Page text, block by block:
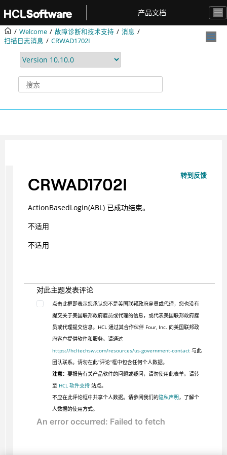
产品文档
Welcome 故障诊断和技术支持
消息
扫描日志消息
CRWAD1702I
转到反馈
CRWAD1702I
ActionBasedLogin(ABL) 已成功结束。
不适用
不适用
对此主题发表评论
点击此框即表示您承认您不是美国联邦政府雇员或代理，您也没有
提交关于美国联邦政府雇员或代理的信息，或代表美国联邦政府雇
员或代理提交信息。HCL 通过其合作伙伴 Four, Inc. 向美国联邦政
府客户提供软件和服务。请通过
https://hcltechsw.com/resources/us-government-contact与此
团队联系。请勿在此“评论”框中包含任何个人数据。
注意： 要报告有关产品软件的问题或疑问，请勿使用此表单。请转
至 HCL 软件支持站点。
不应在此评论框中共享个人数据。请参阅我们的隐私声明，了解个
人数据的使用方式。